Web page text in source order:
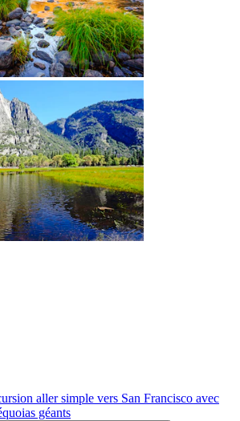
aller simple vers San Francisco avec
géants